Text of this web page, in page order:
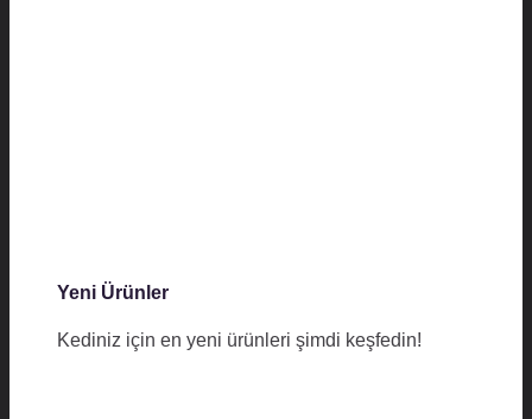
Yeni Ürünler
Kediniz için en yeni ürünleri şimdi keşfedin!